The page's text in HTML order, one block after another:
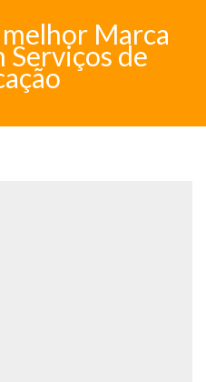
Marca
Serviços de